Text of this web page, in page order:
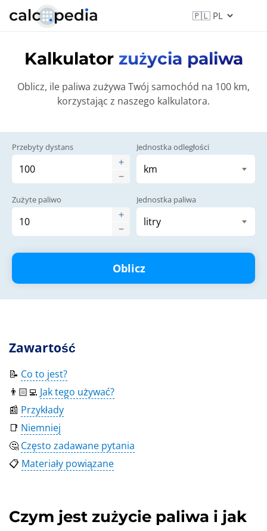
Kalkulator zużycia paliwa
Oblicz, ile paliwa zużywa Twój samochód na 100 km,
korzystając z naszego kalkulatora.
Przebyty dystans Jednostka odległości
Zużyte paliwo Jednostka paliwa
Oblicz
Zawartość
📝 Co to jest?
👨🏻‍💻 Jak tego używać?
📰 Przykłady
📑 Niemniej
🤔 Często zadawane pytania
📋 Materiały powiązane
Czym jest zużycie paliwa i jak